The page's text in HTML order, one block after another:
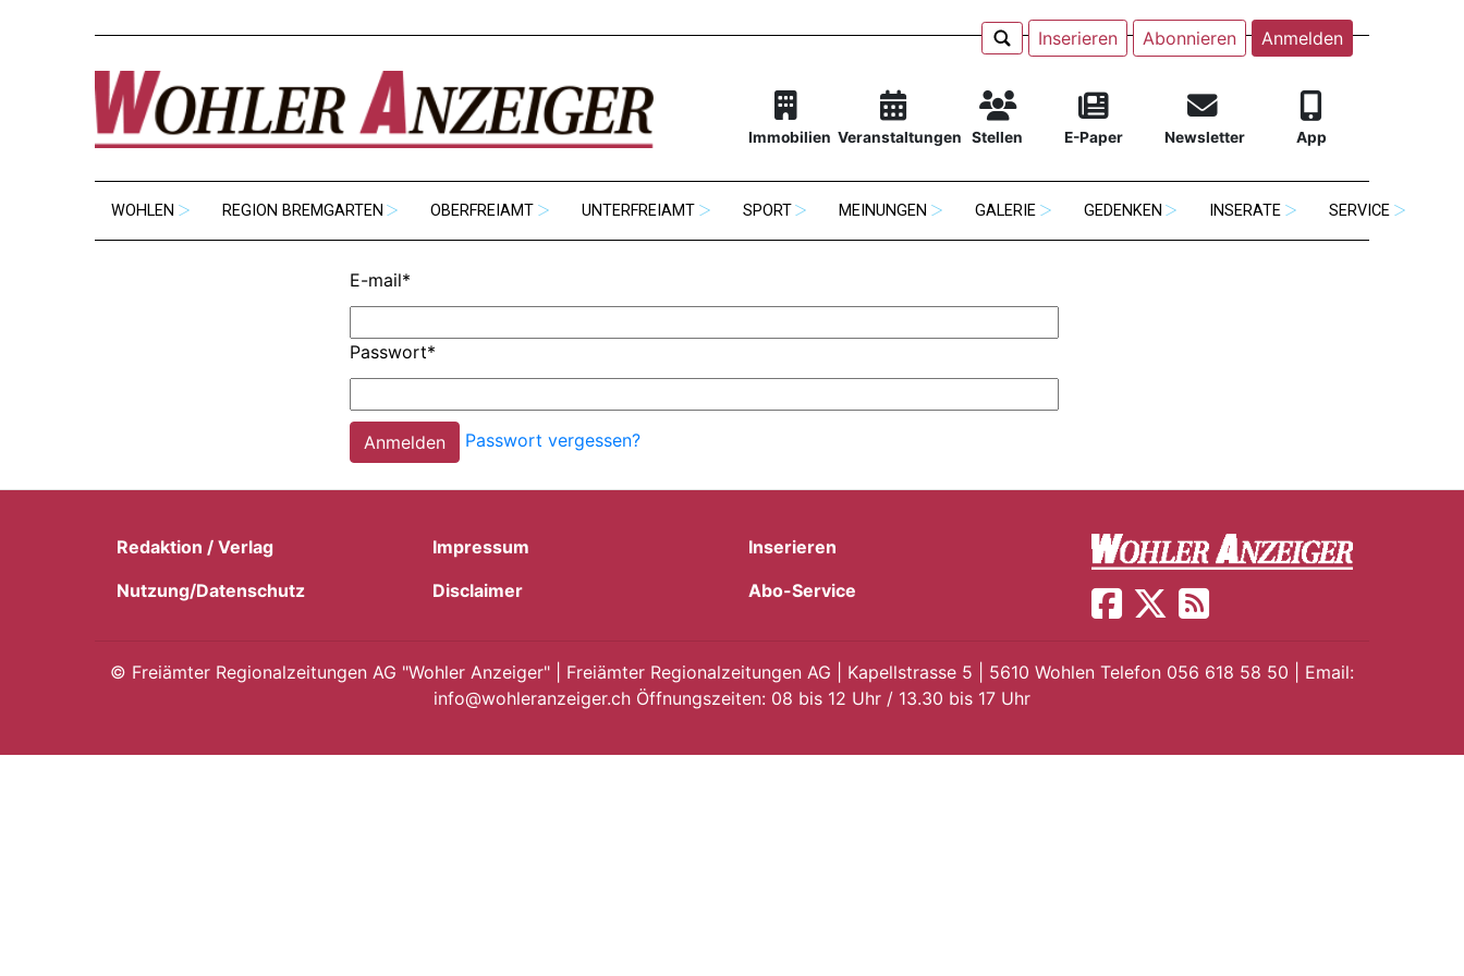
Inserieren Abonnieren Anmelden
Immobilien Veranstaltungen Stellen E-Paper Newsletter App
WOHLEN REGION BREMGARTEN OBERFREIAMT UNTERFREIAMT SPORT MEINUNGEN GALERIE GEDENKEN INSERATE SERVICE
E-mail*
Passwort*
Passwort vergessen?
Redaktion / Verlag Impressum
Inserieren
Nutzung/Datenschutz
Disclaimer Abo-Service
© Freiämter Regionalzeitungen AG "Wohler Anzeiger" | Freiämter Regionalzeitungen AG | Kapellstrasse 5 | 5610 Wohlen Telefon 056 618 58 50 | Email:
info@wohleranzeiger.ch Öffnungszeiten: 08 bis 12 Uhr / 13.30 bis 17 Uhr